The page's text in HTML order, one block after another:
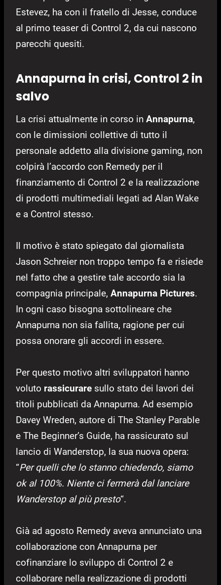
Estevez, ha con il fratello di Jesse, conduce
al primo teaser di Control 2, da cui nascono
parecchi quesiti.
Annapurna in crisi, Control 2 in
salvo
La crisi attualmente in corso in Annapurna,
con le dimissioni collettive di tutto il
personale addetto alla divisione gaming, non
colpirà l’accordo con Remedy per il
finanziamento di Control 2 e la realizzazione
di prodotti multimediali legati ad Alan Wake
e a Control stesso.
Il motivo è stato spiegato dal giornalista
Jason Schreier non troppo tempo fa e risiede
nel fatto che a gestire tale accordo sia la
compagnia principale, Annapurna Pictures.
In ogni caso bisogna sottolineare che
Annapurna non sia fallita, ragione per cui
possa onorare gli accordi in essere.
Per questo motivo altri sviluppatori hanno
voluto rassicurare sullo stato dei lavori dei
titoli pubblicati da Annapurna. Ad esempio
Davey Wreden, autore di The Stanley Parable
e The Beginner’s Guide, ha rassicurato sul
lancio di Wanderstop, la sua nuova opera:
“Per quelli che lo stanno chiedendo, siamo
ok al 100%. Niente ci fermerà dal lanciare
Wanderstop al più presto“.
Già ad agosto Remedy aveva annunciato una
collaborazione con Annapurna per
cofinanziare lo sviluppo di Control 2 e
collaborare nella realizzazione di prodotti